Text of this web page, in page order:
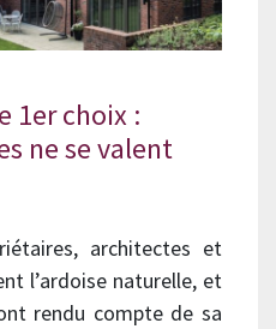
1er choix :
ne se valent
architectes et
l’ardoise naturelle, et
rendu compte de sa